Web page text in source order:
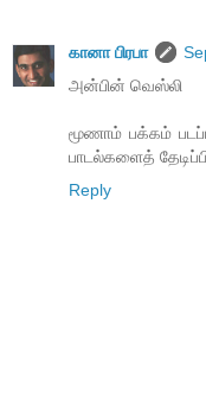
கானா பிரபா
அன்பின் வெஸ்லி
மூணாம் பக்கம்
பாடல்களைத்
Reply